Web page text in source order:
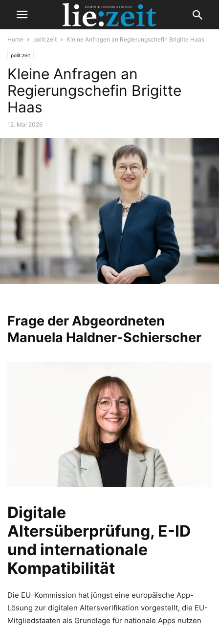
Home polit:zeit Kleine Anfragen an Regierungschefin Brigitte Haas
polit:zeit
Kleine Anfragen an
Regierungschefin Brigitte
Haas
12. Mai 2026
Frage der Abgeordneten
Manuela Haldner-Schierscher
Digitale
Altersüberprüfung, E-ID
und internationale
Kompatibilität
Die EU-Kommission hat jüngst eine europäische App-
Lösung zur digitalen Altersverifikation vorgestellt, die EU-
Mitgliedstaaten als Grundlage für nationale Apps nutzen